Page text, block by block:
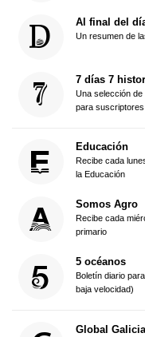
Al final del
Un resumen de
7 días 7
Una selección
para suscriptores
Educación
Recibe cada
la Educación
Somos Agro
Recibe cada
primario
5 océanos
Boletín diario
baja velocidad)
Global Galicia